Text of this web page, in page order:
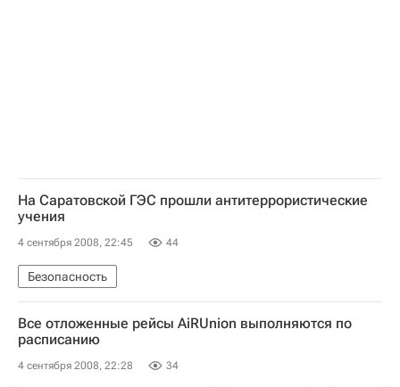
На Саратовской ГЭС прошли антитеррористические
учения
4 сентября 2008, 22:45 44
Безопасность
Все отложенные рейсы AiRUnion выполняются по
расписанию
4 сентября 2008, 22:28 34